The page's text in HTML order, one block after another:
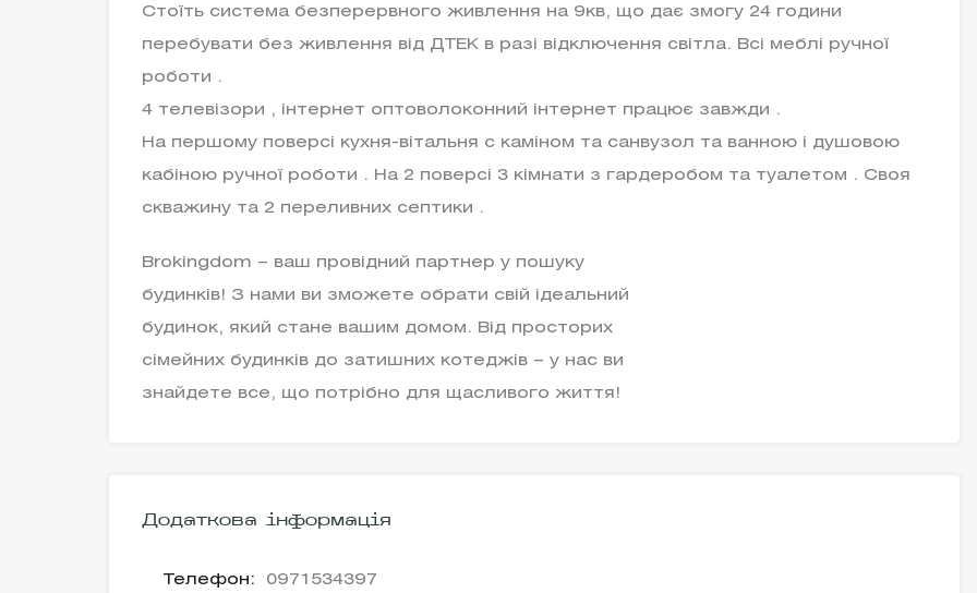
Стоїть система безперервного живлення на 9кв, що дає змогу 24 години
перебувати без живлення від ДТЕК в разі відключення світла. Всі меблі ручної
роботи .
4 телевізори , інтернет оптоволоконний інтернет працює завжди .
На першому поверсі кухня-вітальня с каміном та санвузол та ванною і душовою
кабіною ручної роботи . На 2 поверсі 3 кімнати з гардеробом та туалетом . Своя
скважину та 2 переливних септики .
Brokingdom – ваш провідний партнер у пошуку
будинків! З нами ви зможете обрати свій ідеальний
будинок, який стане вашим домом. Від просторих
сімейних будинків до затишних котеджів – у нас ви
знайдете все, що потрібно для щасливого життя!
Додаткова інформація
Телефон: 0971534397